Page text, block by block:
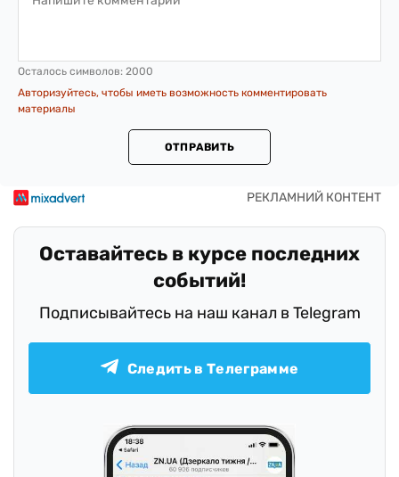
Осталось символов: 2000
Авторизуйтесь, чтобы иметь возможность комментировать
материалы
ОТПРАВИТЬ
Оставайтесь в курсе последних
событий!
Подписывайтесь на наш канал в Telegram
Следить в Телеграмме